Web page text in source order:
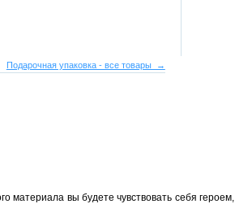
Подарочная упаковка - все товары →
материала вы будете чувствовать себя героем,